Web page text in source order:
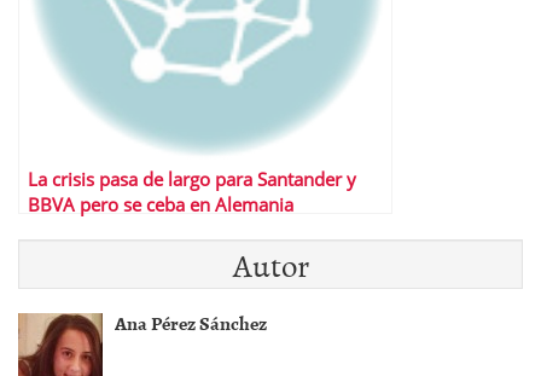
La crisis pasa de largo para Santander y
BBVA pero se ceba en Alemania
Autor
Ana Pérez Sánchez